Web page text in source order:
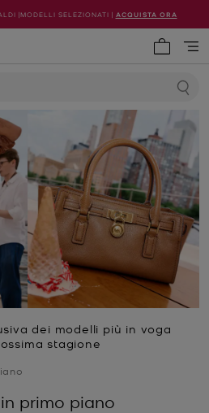
|MODELLI SELEZIONATI | ACQUISTA ORA
dei modelli più in voga
stagione
primo piano